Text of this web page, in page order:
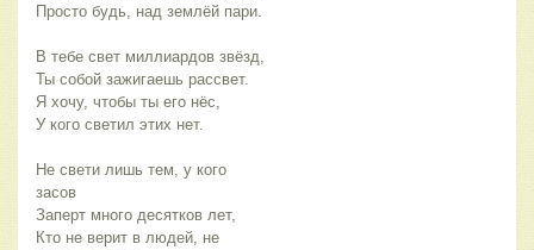
Просто будь, над землёй пари.
В тебе свет миллиардов звёзд,
Ты собой зажигаешь рассвет.
Я хочу, чтобы ты его нёс,
У кого светил этих нет.
Не свети лишь тем, у кого
засов
Заперт много десятков лет,
Кто не верит в людей, не